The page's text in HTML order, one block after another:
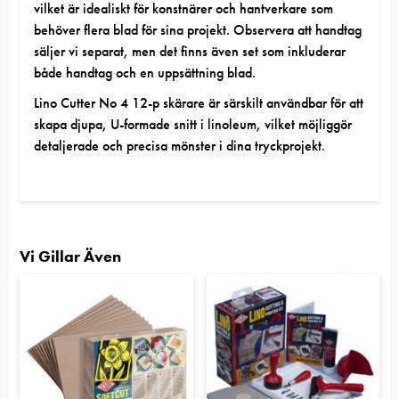
vilket är idealiskt för konstnärer och hantverkare som
behöver flera blad för sina projekt. Observera att handtag
säljer vi separat, men det finns även set som inkluderar
både handtag och en uppsättning blad.
Lino Cutter No 4 12-p skärare är särskilt användbar för att
skapa djupa, U-formade snitt i linoleum, vilket möjliggör
detaljerade och precisa mönster i dina tryckprojekt.
Vi Gillar Även